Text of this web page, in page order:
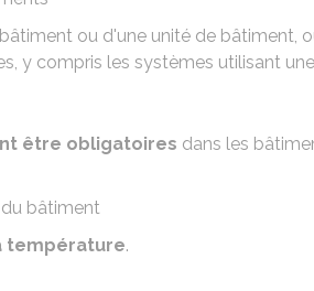
ou d'une unité de bâtiment,
y compris les systèmes utilisant
être obligatoires dans les
du bâtiment
température.